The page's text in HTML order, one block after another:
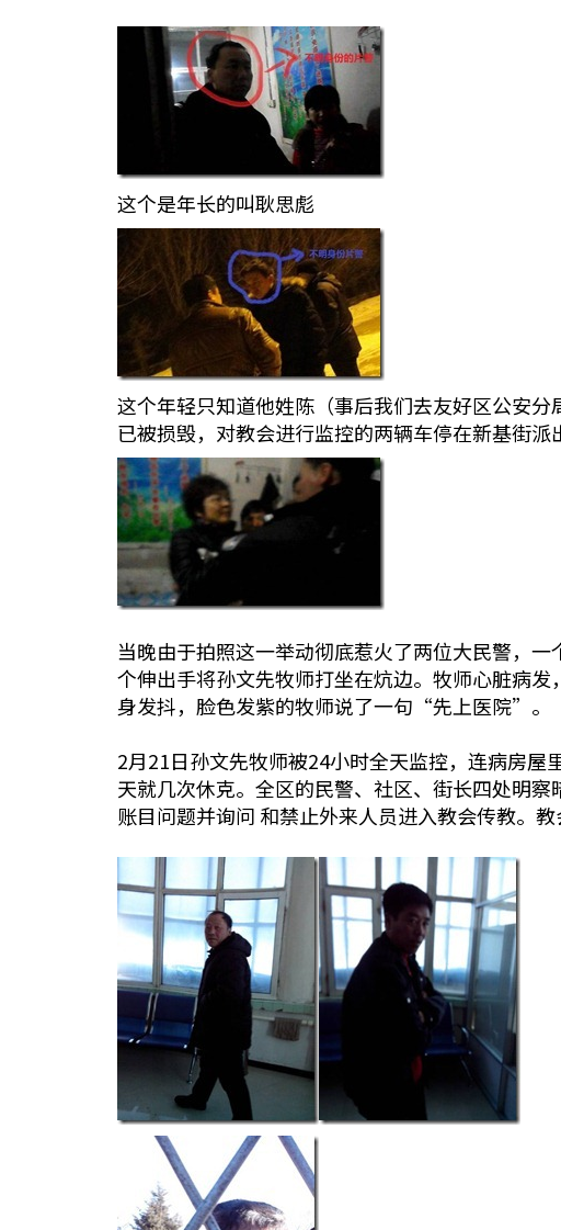
这个是年长的叫耿思彪
这个年轻只知道他姓陈（事后我们去友好区公安
已被损毁，对教会进行监控的两辆车停在新基街
当晚由于拍照这一举动彻底惹火了两位大民警，
个伸出手将孙文先牧师打坐在炕边。牧师心脏病
身发抖，脸色发紫的牧师说了一句“先上医院”。
2月21日孙文先牧师被24小时全天监控，连病房
天就几次休克。全区的民警、社区、街长四处明
账目问题并询问 和禁止外来人员进入教会传教。